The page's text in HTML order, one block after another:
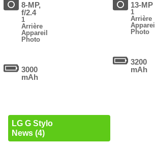
8-MP,
f/2.4
1
Arrière
Appareil
Photo
3000
mAh
LG G Stylo
News (4)
13-MP
1
Arrière
Appareil
Photo
3200
mAh